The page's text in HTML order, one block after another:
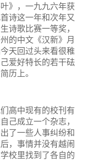
》，一九九六年获
诗这一年和次年又
诗歌比赛一等奖，
的中文《汉新》月
天回过头来看很稚
爱好特长的若干砝
历上。
高中现有的校刊有
己成立一个杂志，
了一些人事纠纷和
，事情并没有越闹
校里找到了各自的